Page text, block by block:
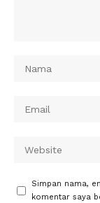
Simpan nama,
komentar saya